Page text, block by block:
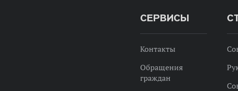
СЕРВИСЫ
Контакты
Обращения
граждан